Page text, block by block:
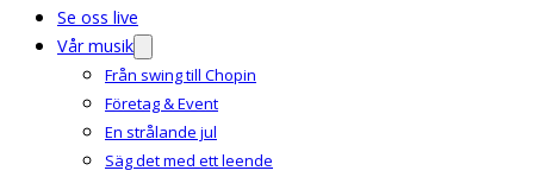
Se oss live
Vår musik
Från swing till Chopin
Företag & Event
En strålande jul
Säg det med ett leende